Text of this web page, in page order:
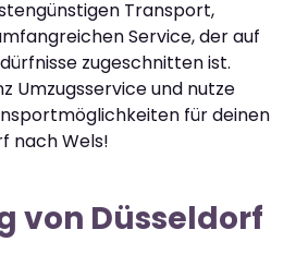
Transport,
Service, der auf
zugeschnitten ist.
Umzugsservice und nutze
für deinen
nach Wels!
von Düsseldorf